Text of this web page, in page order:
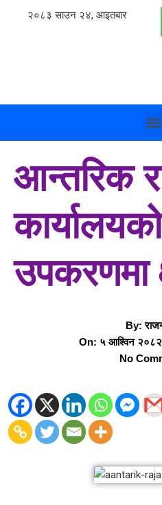
२०८३ साउन २४, आइतबार
आन्तरिक
उपकरणमा
By:
On: ५ आश्विन
No